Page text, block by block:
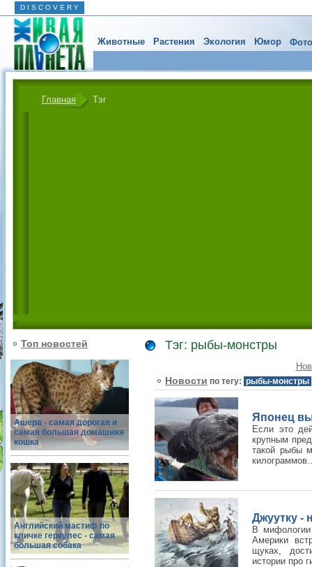
D I S C O V E R Y
Животные Растения Экология Юмор
Главная Тэг
Топ новостей
Ашера - самая дорогая и
самая большая домашняя
кошка
Английский мастиф по
кличке геркулес - самая
большая собака
Тэг: рыбы-монстры
Новости по тегу: рыбы-монстры
Японец
Если это
крупным
такой рыбы
Джуутку -
В
Америки
щуках,
истории про